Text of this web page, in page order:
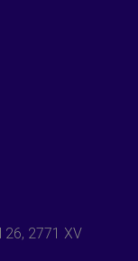
26, 2771 XV